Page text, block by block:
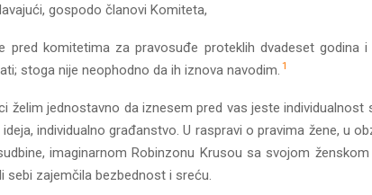
gospodo članovi Komiteta,
pred komitetima za pravosuđe proteklih dvadeset
stoga nije neophodno da ih iznova navodim. 1
želim jednostavno da iznesem pred vas jeste
individualno građanstvo. U raspravi o pravima žene, u
imaginarnom Robinzonu Krusou sa svojom
sebi zajemčila bezbednost i sreću.